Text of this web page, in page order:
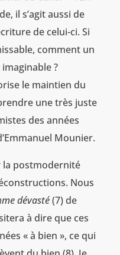
il s’agit aussi de
de celui-ci. Si
comment un
?
le maintien du
une très juste
des années
Mounier.
la postmodernité
Nous
dévasté(7) de
à dire que ces
« à bien », ce qui